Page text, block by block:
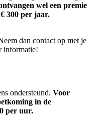
wel een premie
300 per jaar.
dan contact op met je
informatie!
ondersteund. Voor
in de
per uur.